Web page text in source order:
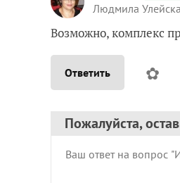
Людмила
Возможно, комплекс
Ответить ✿
Пожалуйста,